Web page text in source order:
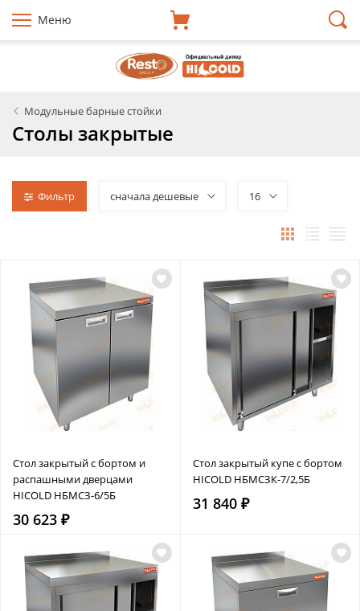
Меню
Модульные барные стойки
Столы закрытые
Фильтр сначала дешевые 16
Стол закрытый с бортом и
распашными дверцами
HICOLD НБМСЗ-6/5Б
30 623 ₽
Стол закрытый купе с бортом
HICOLD НБМСЗК-7/2,5Б
31 840 ₽